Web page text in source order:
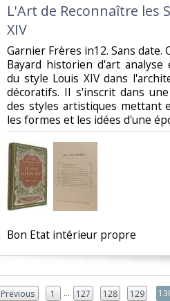
‎L'Art de Reconnaître les
XIV‎
‎Garnier Frères in12. Sans date.
Bayard historien d'art
du style Louis XIV dans
décoratifs. Il s'inscrit dans
des styles artistiques mettant
les formes et les idées d'une
‎Bon Etat intérieur propre‎
Previous 1 ... 127 128 129